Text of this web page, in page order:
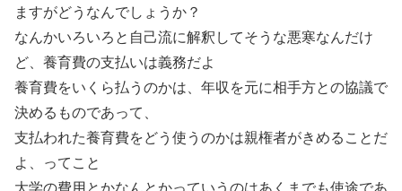
ますがどうなんでしょうか？
なんかいろいろと自己流に解釈してそうな悪寒なんだけ
ど、養育費の支払いは義務だよ
養育費をいくら払うのかは、年収を元に相手方との協議で
決めるものであって、
支払われた養育費をどう使うのかは親権者がきめることだ
よ、ってこと
大学の費用とかなんとかっていうのはあくまでも使途であ